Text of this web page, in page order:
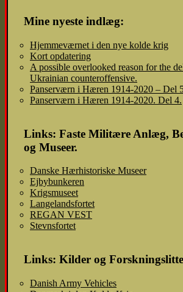
Mine nyeste indlæg:
Hjemmeværnet i den nye kolde krig
Kort opdatering
A possible overlooked reason for the
Ukrainian counteroffensive.
Panserværn i Hæren 1914-2020 – Del
Panserværn i Hæren 1914-2020. Del 4.
Links: Faste Militære Anlæg,
og Museer.
Danske Hærhistoriske Museer
Ejbybunkeren
Krigsmuseet
Langelandsfortet
REGAN VEST
Stevnsfortet
Links: Kilder og
Danish Army Vehicles